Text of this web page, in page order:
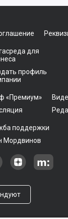
для
профиль
«Премиум»
поддержки
Мордвинов
ВКонтакте
на
Наша группа в
наш Наш